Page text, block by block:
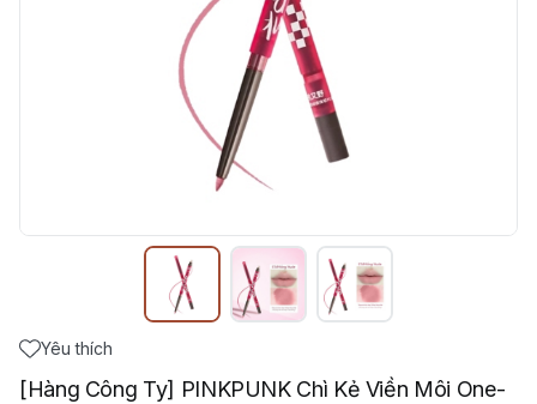
Yêu thích
[Hàng Công Ty] PINKPUNK Chì Kẻ Viền Môi One-